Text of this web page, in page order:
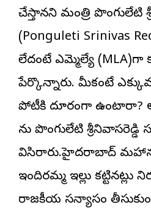
చేస్తానని మంత్రి పొంగులేటి
(Ponguleti Srinivas
లేదంటే ఎమ్మెల్యే
పేర్కొన్నారు. మీకంటే ఎక్కువ
పోటీకి దూరంగా ఉంటారా?
ను పొంగులేటి శ్రీనివాసరెడ్డి
విసిరారు.హైదరాబాద్
ఇందిరమ్మ ఇల్లు
రాజకీయ సన్యాసం